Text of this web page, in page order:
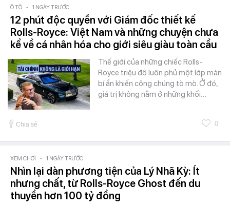
Ô TÔ - 1 NGÀY TRƯỚC
12 phút độc quyền với Giám đốc thiết kế
Rolls-Royce: Việt Nam và những chuyện chưa
kể về cá nhân hóa cho giới siêu giàu toàn cầu
Thế giới của những chiếc Rolls-
Royce triệu đô luôn phủ một lớp màn
bí ẩn khiến công chúng tò mò. Ở đó,
giá trị không nằm ở những khối…
Chia sẻ 0
XEM CHƠI - 1 NGÀY TRƯỚC
Nhìn lại dàn phương tiện của Lý Nhã Kỳ: Ít
nhưng chất, từ Rolls-Royce Ghost đến du
thuyền hơn 100 tỷ đồng